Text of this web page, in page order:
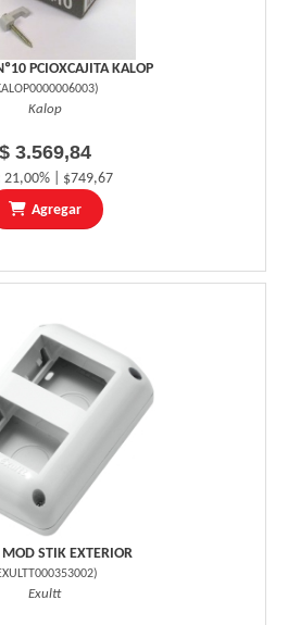
PCIOXCAJITA KALOP
)
Kalop
$ 3.569,84
21,00% | $749,67
Agregar
MOD STIK EXTERIOR
)
Exultt